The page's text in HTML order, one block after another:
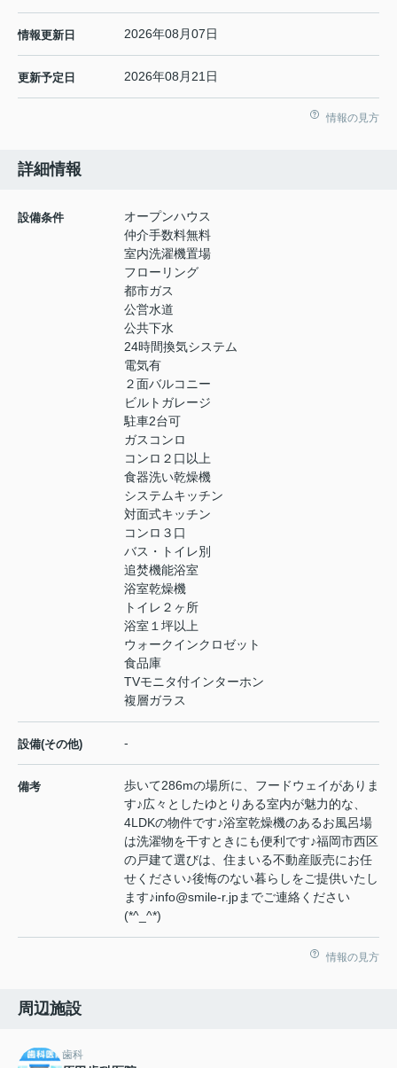
情報更新日 2026年08月07日
更新予定日 2026年08月21日
情報の見方
詳細情報
設備条件
オープンハウス
仲介手数料無料
室内洗濯機置場
フローリング
都市ガス
公営水道
公共下水
24時間換気システム
電気有
２面バルコニー
ビルトガレージ
駐車2台可
ガスコンロ
コンロ２口以上
食器洗い乾燥機
システムキッチン
対面式キッチン
コンロ３口
バス・トイレ別
追焚機能浴室
浴室乾燥機
トイレ２ヶ所
浴室１坪以上
ウォークインクロゼット
食品庫
TVモニタ付インターホン
複層ガラス
設備(その他) -
備考
歩いて286mの場所に、フードウェイがありま
す♪広々としたゆとりある室内が魅力的な、
4LDKの物件です♪浴室乾燥機のあるお風呂場
は洗濯物を干すときにも便利です♪福岡市西区
の戸建て選びは、住まいる不動産販売にお任
せください♪後悔のない暮らしをご提供いたし
ます♪info@smile-r.jpまでご連絡ください
(*^_^*)
情報の見方
周辺施設
歯科